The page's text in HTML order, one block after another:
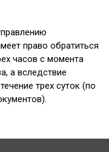
право обратиться
часов с момента
а вследствие
трех суток (по